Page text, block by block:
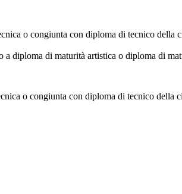
o congiunta con diploma di tecnico della
diploma di maturità artistica o diploma di
o congiunta con diploma di tecnico della